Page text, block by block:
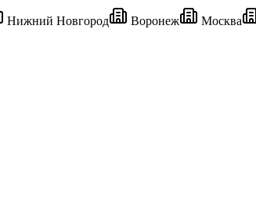
Нижний Новгород Воронеж Москва